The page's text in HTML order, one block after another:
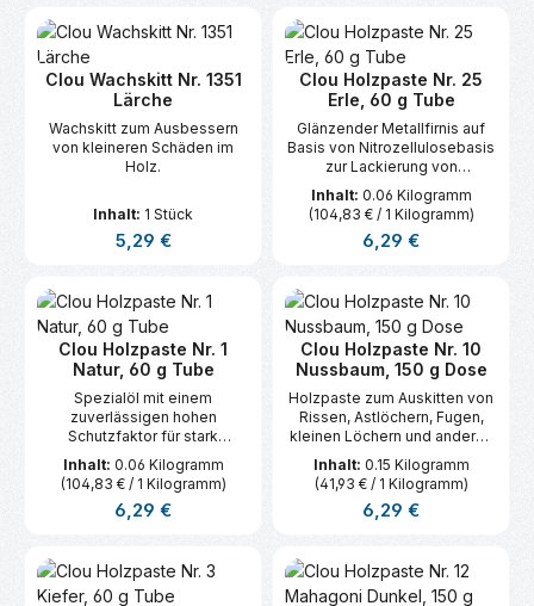
Clou Wachskitt Nr. 1351
Lärche
Wachskitt zum Ausbessern
von kleineren Schäden im
Holz.
Inhalt: 1 Stück
Regulärer Preis:
5,29 €
Clou Holzpaste Nr. 25
Erle, 60 g Tube
Glänzender Metallfirnis auf
Basis von Nitrozellulosebasis
zur Lackierung von
Innenbereich.
Inhalt: 0.06 Kilogramm
(104,83 € / 1 Kilogramm)
Regulärer Preis:
6,29 €
Clou Holzpaste Nr. 1
Natur, 60 g Tube
Spezialöl mit einem
zuverlässigen hohen
Schutzfaktor für stark
eindringend, sehr füllkräftig.
Inhalt: 0.06 Kilogramm
(104,83 € / 1 Kilogramm)
Regulärer Preis:
6,29 €
Clou Holzpaste Nr. 10
Nussbaum, 150 g Dose
Holzpaste zum Auskitten von
Rissen, Astlöchern, Fugen,
kleinen Löchern und anderen
Inhalt: 0.15 Kilogramm
(41,93 € / 1 Kilogramm)
Regulärer Preis:
6,29 €